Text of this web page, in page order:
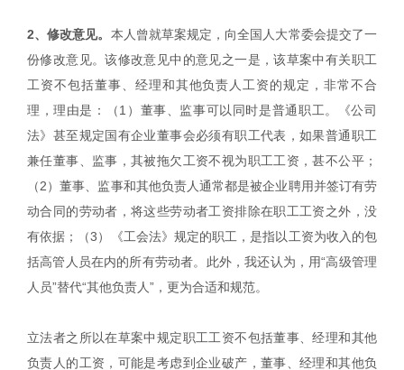
2、修改意见。 本人曾就草案规定，向全国人大常委会提交了一
份修改意见。该修改意见中的意见之一是，该草案中有关职工
工资不包括董事、经理和其他负责人工资的规定，非常不合
理，理由是：（1）董事、监事可以同时是普通职工。《公司
法》甚至规定国有企业董事会必须有职工代表，如果普通职工
兼任董事、监事，其被拖欠工资不视为职工工资，甚不公平；
（2）董事、监事和其他负责人通常都是被企业聘用并签订有劳
动合同的劳动者，将这些劳动者工资排除在职工工资之外，没
有依据；（3）《工会法》规定的职工，是指以工资为收入的包
括高管人员在内的所有劳动者。此外，我还认为，用“高级管理
人员”替代“其他负责人”，更为合适和规范。
立法者之所以在草案中规定职工工资不包括董事、经理和其他
负责人的工资，可能是考虑到企业破产，董事、经理和其他负